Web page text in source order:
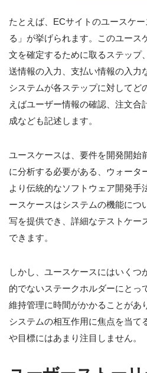
たとえば、ECサイトのユースケ
る」が挙げられます。このユース
文を確定するために取るステップ
送情報の入力、支払い情報の入力
システムが各ステップに対してど
えばユーザー情報の確認、注文合
成なども記述します。
ユースケースは、要件を開発開始
に分析する必要がある、ウォータ
より伝統的なソフトウェア開発手
ースケースはシステムの機能につ
写を提供でき、詳細なテストケー
できます。
しかし、ユースケースにはいくつ
的でないステークホルダーにとっ
維持管理に時間がかかることがあ
システムの相互作用に焦点を当て
や目標にはあまり注目しません。